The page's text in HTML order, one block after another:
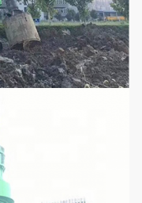
Millimeter 3646
Millimeter 3000